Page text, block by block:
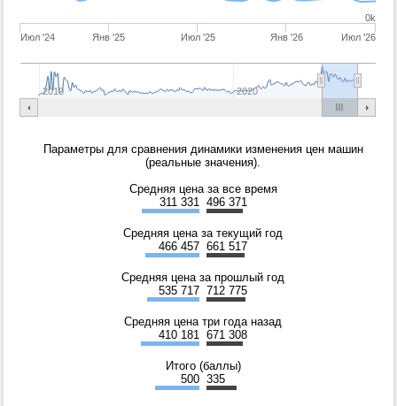
Июл '24 Янв '25 Июл '25 Янв '26 Июл '26
2010 2020
0k
Параметры для сравнения динамики изменения цен машин
(реальные значения).
Средняя цена за все время
311 331 496 371
Средняя цена за текущий год
466 457 661 517
Средняя цена за прошлый год
535 717 712 775
Средняя цена три года назад
410 181 671 308
Итого (баллы)
500 335